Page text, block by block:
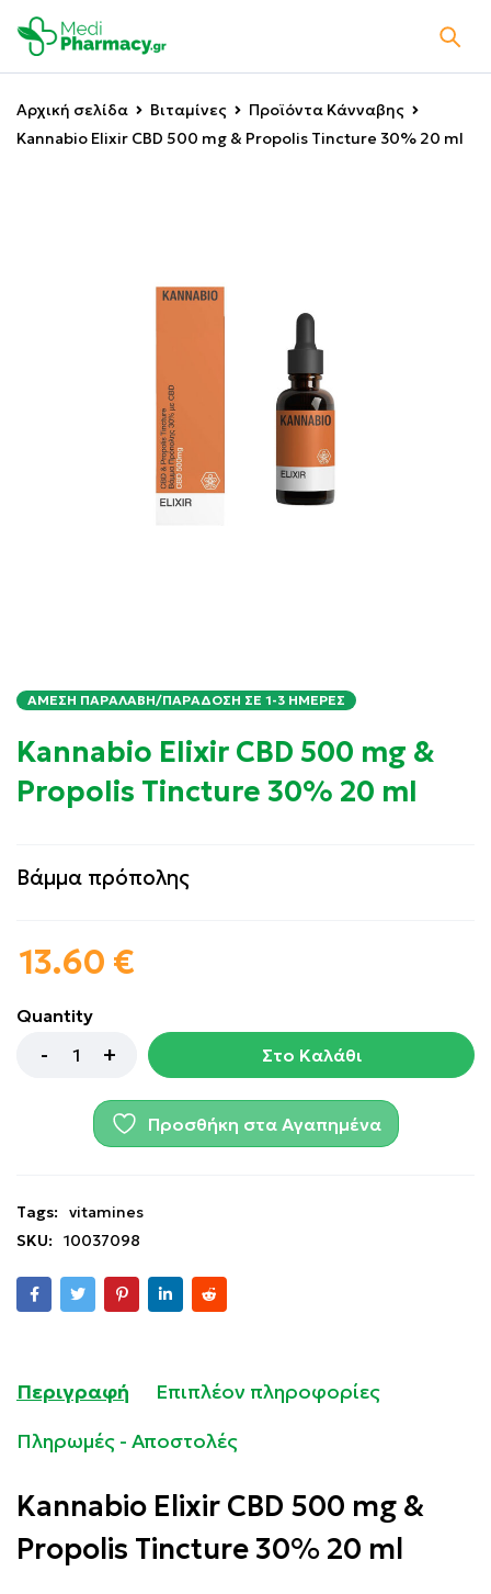
Αρχική σελίδα Βιταμίνες
Προϊόντα Κάνναβης
Kannabio Elixir CBD 500 mg & Propolis Tincture 30% 20 ml
ΆΜΕΣΗ ΠΑΡΑΛΑΒΉ/ΠΑΡΆΔΟΣΗ ΣΕ 1-3 ΗΜΈΡΕΣ
Kannabio Elixir CBD 500 mg &
Propolis Tincture 30% 20 ml
Βάμμα πρόπολης
13.60 €
Quantity
Στο Καλάθι
Προσθήκη στα Αγαπημένα
Tags:
vitamines
SKU:
10037098
Περιγραφή
Επιπλέον πληροφορίες
Πληρωμές - Αποστολές
Kannabio Elixir CBD 500 mg &
Propolis Tincture 30% 20 ml